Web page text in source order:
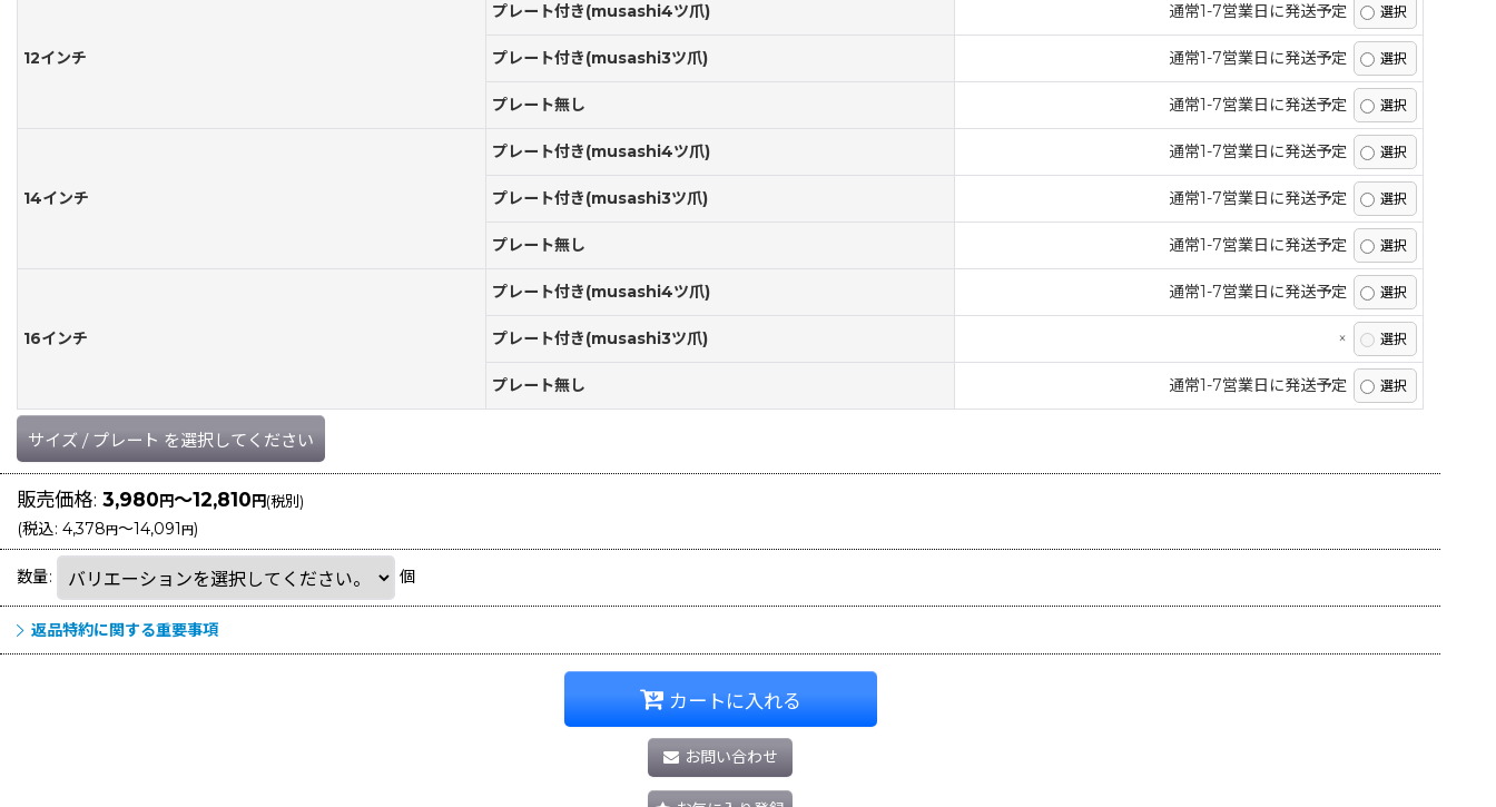
12インチ
プレート付き(musashi4ツ爪) 通常1-7営業日に発送予定
プレート付き(musashi3ツ爪) 通常1-7営業日に発送予定
プレート無し 通常1-7営業日に発送予定
14インチ
プレート付き(musashi4ツ爪) 通常1-7営業日に発送予定
プレート付き(musashi3ツ爪) 通常1-7営業日に発送予定
プレート無し 通常1-7営業日に発送予定
16インチ
プレート付き(musashi4ツ爪) 通常1-7営業日に発送予定
プレート付き(musashi3ツ爪) ×
プレート無し 通常1-7営業日に発送予定
サイズ / プレート を選択してください
販売価格: 3,980円～12,810円(税別)
(税込: 4,378 円～14,091 円)
数量: 個
返品特約に関する重要事項
カートに入れる
お問い合わせ